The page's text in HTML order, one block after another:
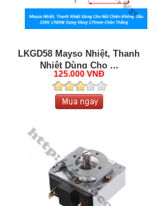
LKGD58 Mayso Nhiệt, Thanh
Nhiệt Dùng Cho ...
125.000 VNĐ